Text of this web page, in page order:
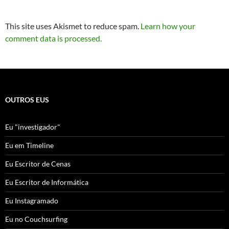
This site uses Akismet to reduce spam. Learn how your
comment data is processed.
OUTROS EUS
Eu "investigador"
Eu em Timeline
Eu Escritor de Cenas
Eu Escritor de Informática
Eu Instagramado
Eu no Couchsurfing